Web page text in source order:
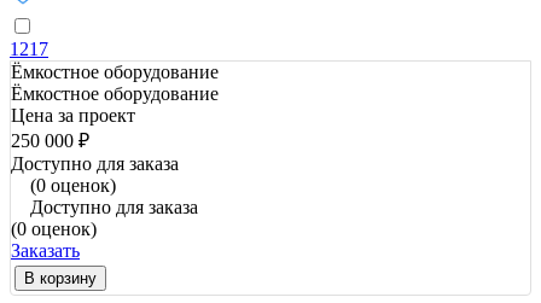
1217
Ёмкостное оборудование
Ёмкостное оборудование
Цена за проект
250 000 ₽
Доступно для заказа
(0 оценок)
Доступно для заказа
(0 оценок)
Заказать
В корзину